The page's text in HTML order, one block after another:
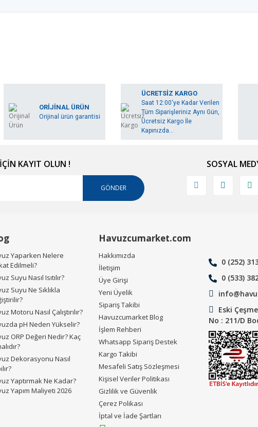
ORİJİNAL ÜRÜN
Orijinal ürün garantisi
ÜCRETSİZ KARGO
Saat 12:00'ye Kadar Verilen
Tüm Siparişleriniz Aynı Gün,
Ücretsiz Kargo İle
Kapınızda...
KAYIT OLUN !
GÖNDER
SOSYAL
Yaparken Nelere
Edilmeli?
Suyu Nasıl Isıtılır?
Suyu Ne Sıklıkla
Motoru Nasıl Çalıştırılır?
pH Neden Yükselir?
ORP Değeri Nedir? Kaç
Dekorasyonu Nasıl
Yaptırmak Ne Kadar?
Yapım Maliyeti 2026
Havuzcumarket.com
Hakkımızda
İletişim
Üye Girişi
Yeni Üyelik
Sipariş Takibi
Havuzcumarket Blog
İşlem Rehberi
Whatsapp Sipariş Destek
Kargo Takibi
Mesafeli Satış Sözleşmesi
Kişisel Veriler Politikası
Gizlilik ve Güvenlik
Çerez Polikası
İptal ve İade Şartları
0 (252)
0 (533)
Eski
No : 211/D